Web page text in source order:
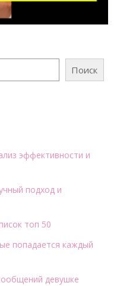
Поиск
эффективности и
подход и
топ 50
попадается каждый
девушке